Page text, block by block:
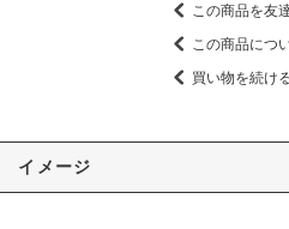
この商品を友
この商品につ
買い物を続け
イメージ